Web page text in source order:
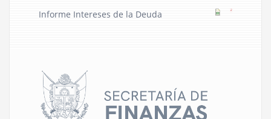
Informe Intereses de la Deuda